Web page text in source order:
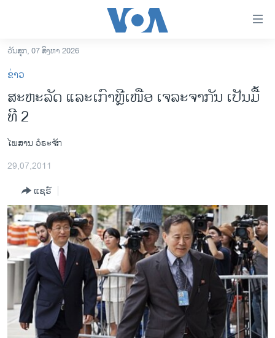
ເຂົ້າ
ຫາ
ຂ້າມ
ຂ້າມ
ຫາ
ຊອກ
ຄົ້ນ
ອາເມຣິກາ
ໂລກ
ເອເຊຍ
ອິດສະຫຼະພາບດ້ານການຂ່າວ
ຊີວິດຊາວລາວ
ຊຸມຊົນຊາວລາວ
ວິທະຍາສາດ-ເທັກໂນໂລຈີ
ທຸລະກິດ
ພາສາອັງກິດ
ວັນສຸກ, 07 ສິງຫາ 2026
ຂ່າວ
ສະຫະລັດ ແລະເກົາຫຼີເໜືອ ເຈລະຈາກັນ ເປັນມື້
ທີ 2
ໄພສານ ວໍຣະຈັກ
29,07,2011
ແຊຣ໌